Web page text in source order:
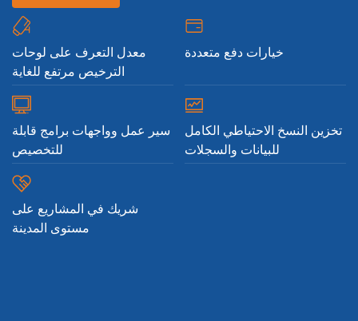
معدل التعرف على لوحات
الترخيص مرتفع للغاية
خيارات دفع متعددة
سير عمل وواجهات برامج قابلة
للتخصيص
تخزين النسخ الاحتياطي الكامل
للبيانات والسجلات
شريك في المشاريع على
مستوى المدينة